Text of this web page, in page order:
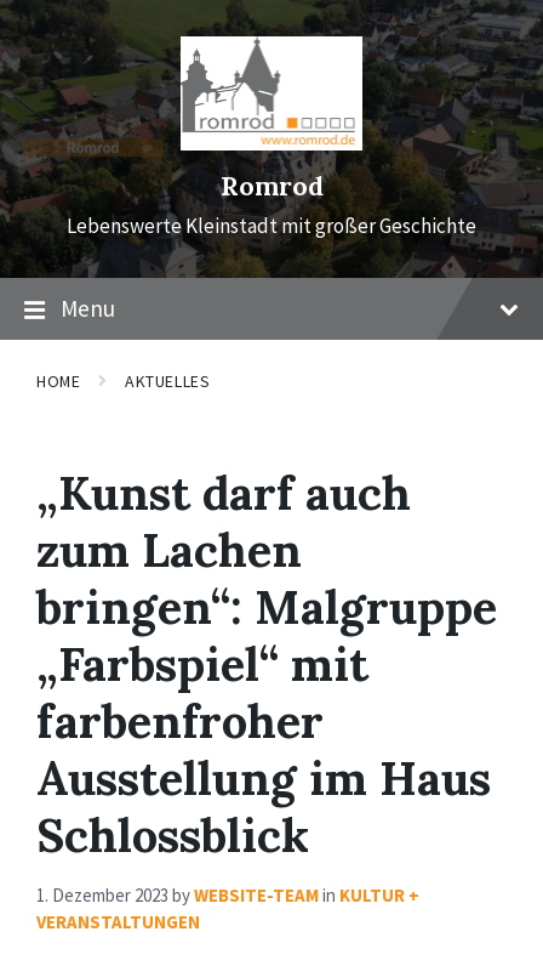
Skip
to
content
Skip
to
main
navigation
Skip
to
footer
Romrod
Lebenswerte Kleinstadt mit großer Geschichte
Menu
HOME AKTUELLES
„Kunst darf auch
zum Lachen
bringen“: Malgruppe
„Farbspiel“ mit
farbenfroher
Ausstellung im Haus
Schlossblick
1. Dezember 2023 byWEBSITE-TEAMin KULTUR +
VERANSTALTUNGEN